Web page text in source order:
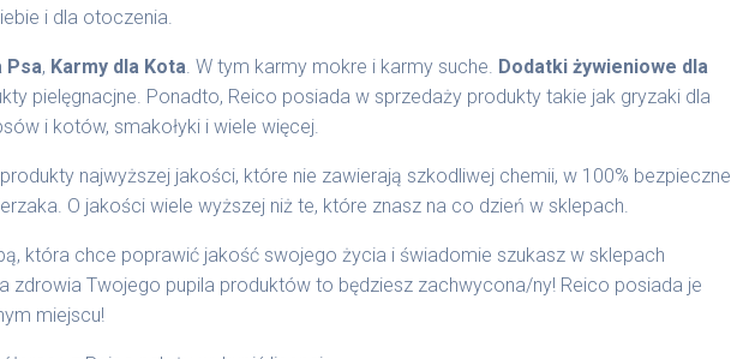
i dla otoczenia.
Psa, Karmy dla Kota . W tym karmy mokre i karmy suche. Dodatki żywieniowe dla
pielęgnacjne. Ponadto, Reico posiada w sprzedaży produkty takie jak gryzaki dla
i kotów, smakołyki i wiele więcej.
najwyższej jakości, które nie zawierają szkodliwej chemii, w 100% bezpieczne
O jakości wiele wyższej niż te, które znasz na co dzień w sklepach.
która chce poprawić jakość swojego życia i świadomie szukasz w sklepach
zdrowia Twojego pupila produktów to będziesz zachwycona/ny! Reico posiada je
miejscu!